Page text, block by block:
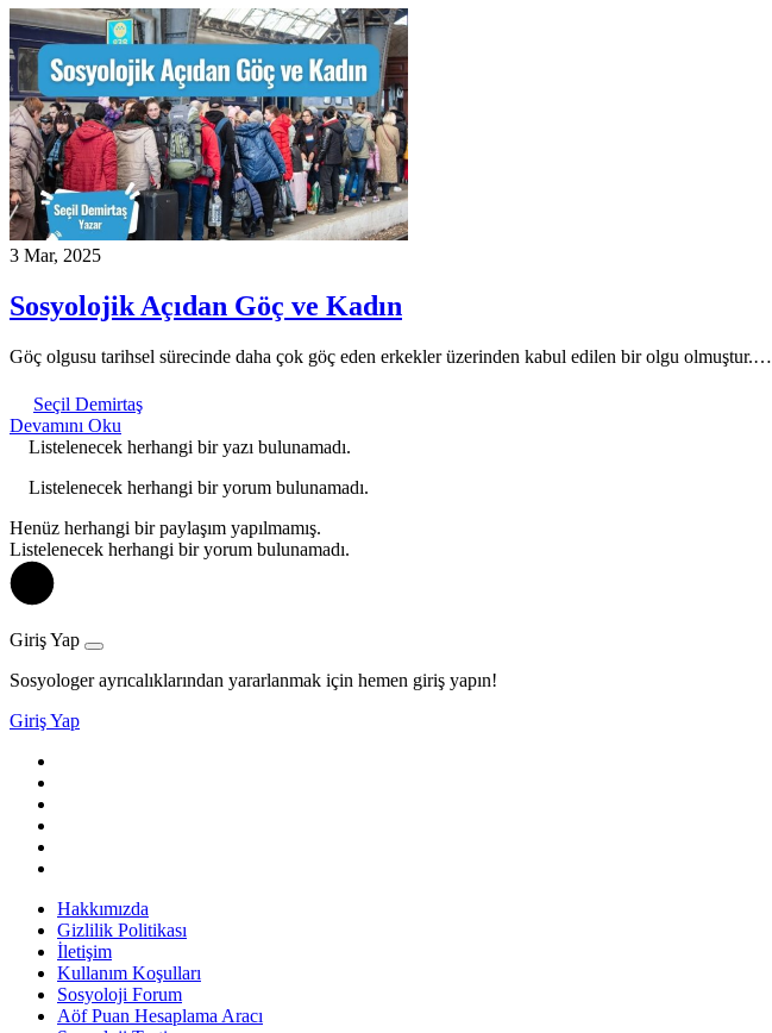
3 Mar, 2025
Sosyolojik Açıdan Göç ve Kadın
Göç olgusu tarihsel sürecinde daha çok göç eden erkekler üzerinden kabul edilen bir olgu olmuştur.…
Seçil Demirtaş
Devamını Oku
Listelenecek herhangi bir yazı bulunamadı.
Listelenecek herhangi bir yorum bulunamadı.
Henüz herhangi bir paylaşım yapılmamış.
Listelenecek herhangi bir yorum bulunamadı.
Giriş Yap
Sosyologer ayrıcalıklarından yararlanmak için hemen giriş yapın!
Giriş Yap
Hakkımızda
Gizlilik Politikası
İletişim
Kullanım Koşulları
Sosyoloji Forum
Aöf Puan Hesaplama Aracı